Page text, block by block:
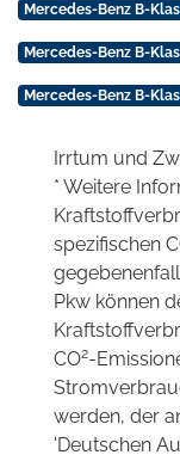
Mercedes-Benz B-
Mercedes-Benz B-
Mercedes-Benz B-
Irrtum und
* Weitere
spezifischen
Pkw können
CO2-
werden, der
'Deutschen